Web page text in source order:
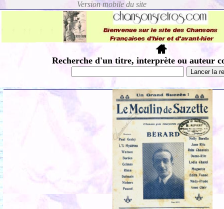
Recherche d'un titre, interprète ou auteur